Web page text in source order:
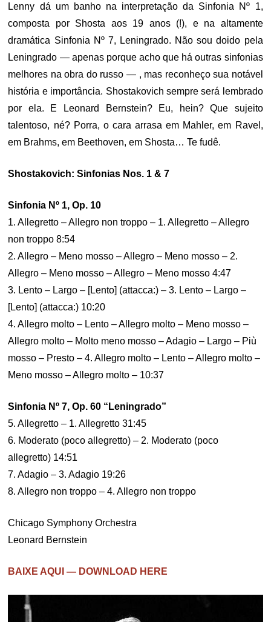
Lenny dá um banho na interpretação da Sinfonia Nº 1,
composta por Shosta aos 19 anos (!), e na altamente
dramática Sinfonia Nº 7, Leningrado. Não sou doido pela
Leningrado — apenas porque acho que há outras sinfonias
melhores na obra do russo — , mas reconheço sua notável
história e importância. Shostakovich sempre será lembrado
por ela. E Leonard Bernstein? Eu, hein? Que sujeito
talentoso, né? Porra, o cara arrasa em Mahler, em Ravel,
em Brahms, em Beethoven, em Shosta… Te fudê.
Shostakovich: Sinfonias Nos. 1 & 7
Sinfonia Nº 1, Op. 10
1. Allegretto – Allegro non troppo – 1. Allegretto – Allegro
non troppo 8:54
2. Allegro – Meno mosso – Allegro – Meno mosso – 2.
Allegro – Meno mosso – Allegro – Meno mosso 4:47
3. Lento – Largo – [Lento] (attacca:) – 3. Lento – Largo –
[Lento] (attacca:) 10:20
4. Allegro molto – Lento – Allegro molto – Meno mosso –
Allegro molto – Molto meno mosso – Adagio – Largo – Più
mosso – Presto – 4. Allegro molto – Lento – Allegro molto –
Meno mosso – Allegro molto – 10:37
Sinfonia Nº 7, Op. 60 “Leningrado”
5. Allegretto – 1. Allegretto 31:45
6. Moderato (poco allegretto) – 2. Moderato (poco
allegretto) 14:51
7. Adagio – 3. Adagio 19:26
8. Allegro non troppo – 4. Allegro non troppo
Chicago Symphony Orchestra
Leonard Bernstein
BAIXE AQUI — DOWNLOAD HERE